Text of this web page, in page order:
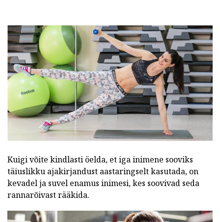
Kuigi võite kindlasti öelda, et iga inimene sooviks
täiuslikku ajakirjandust aastaringselt kasutada, on
kevadel ja suvel enamus inimesi, kes soovivad seda
rannarõivast rääkida.